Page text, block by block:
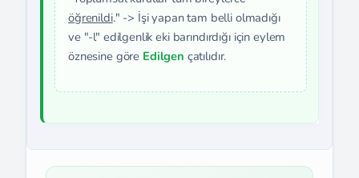
öğrenildi." -> İşi yapan tam belli olmadığı
ve "-l" edilgenlik eki barındırdığı için eylem
öznesine göre Edilgen çatılıdır.